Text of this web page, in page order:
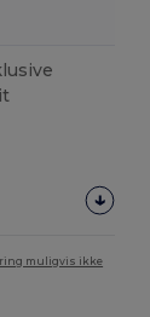
muligvis ikke